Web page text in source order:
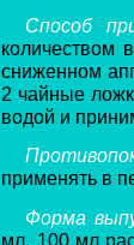
Способ
количеством
сниженном
2 чайные
водой и
применять в
Форма
мл. 100 мл